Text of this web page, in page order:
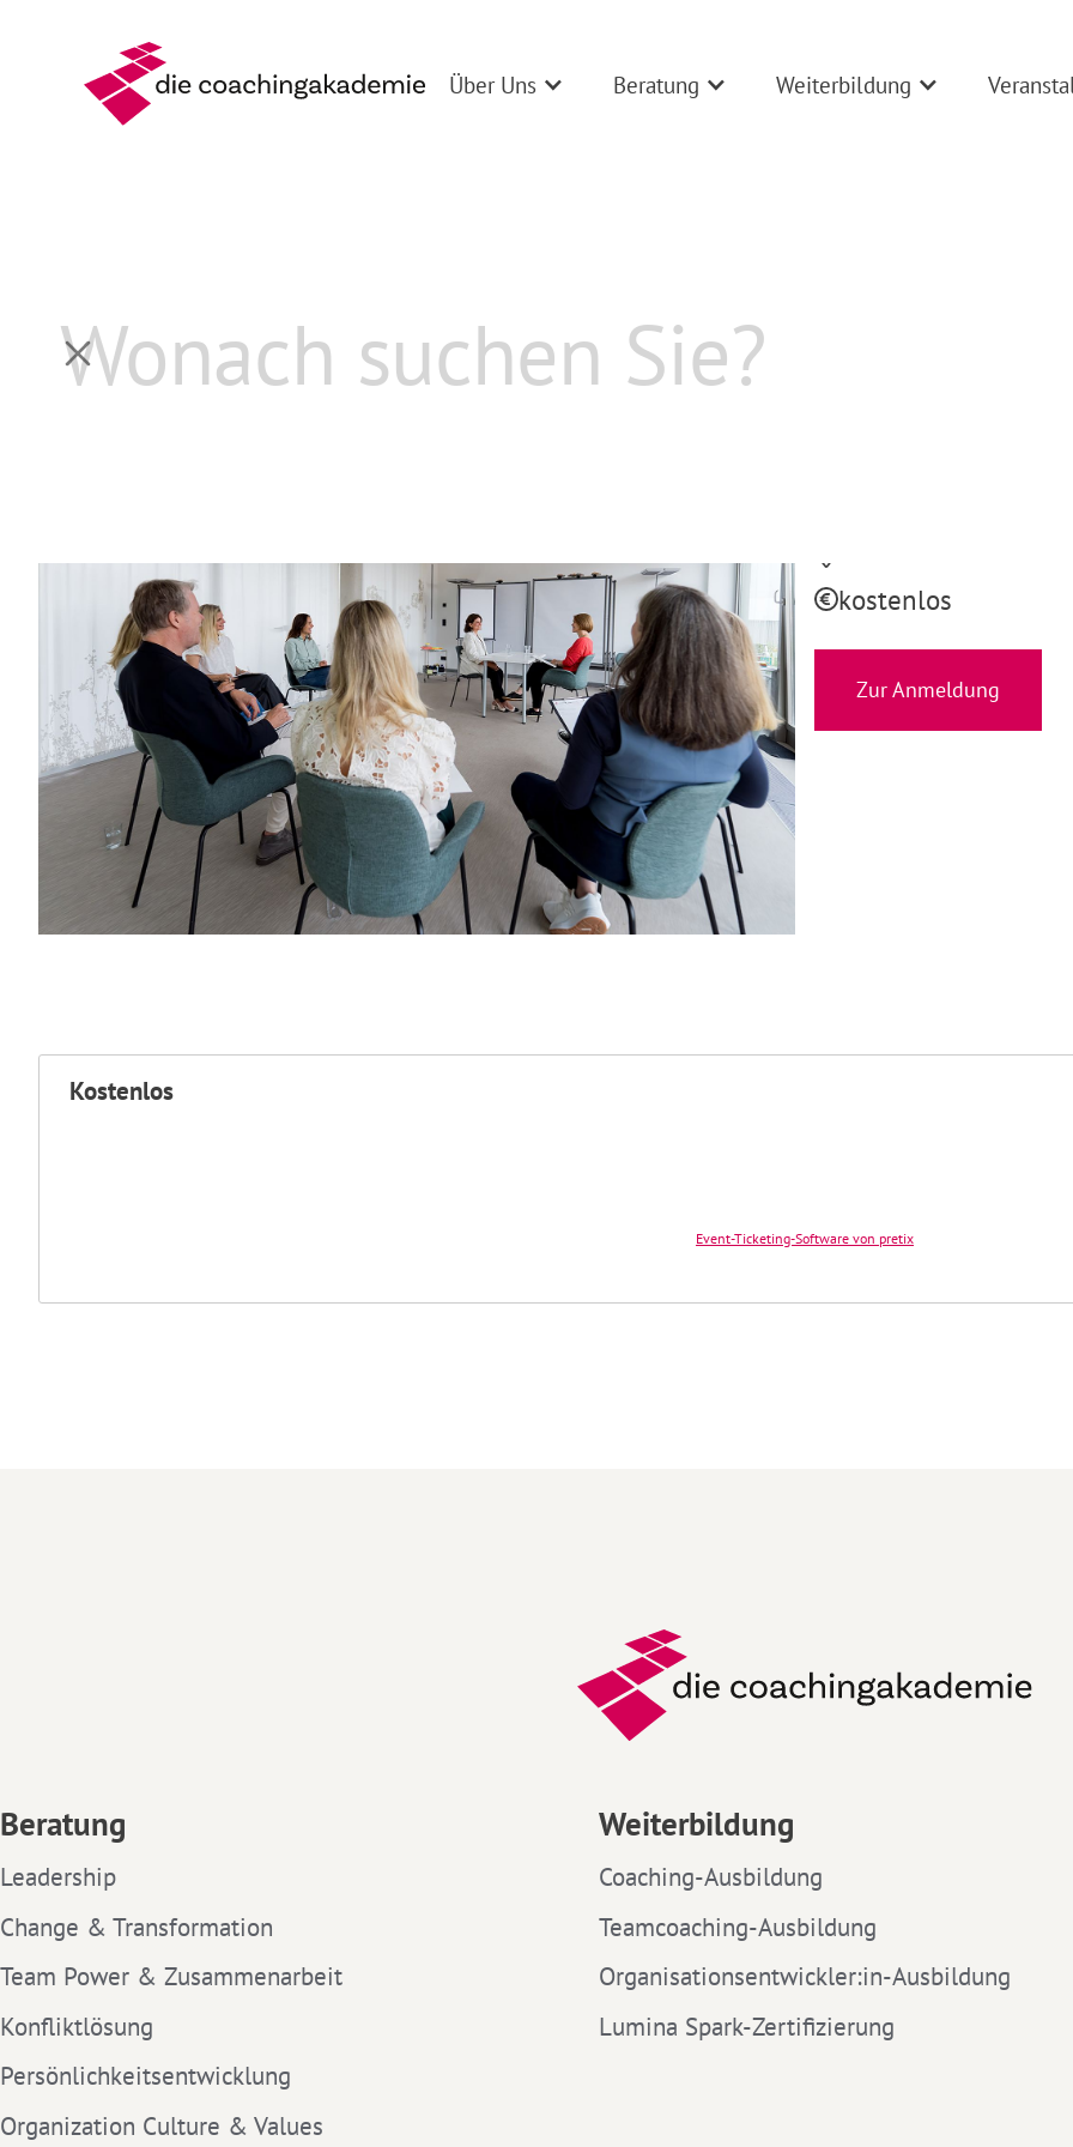
Über Uns Beratung Weiterbildung
Live-Coaching
kostenlos
Zur Anmeldung
Kostenlos
Event-Ticketing-Software von pretix
Beratung
Leadership
Change & Transformation
Team Power & Zusammenarbeit
Konfliktlösung
Persönlichkeitsentwicklung
Organization Culture & Values
Weiterbildung
Coaching-Ausbildung
Teamcoaching-Ausbildung
Organisationsentwickler:in-Ausbildung
Lumina Spark-Zertifizierung